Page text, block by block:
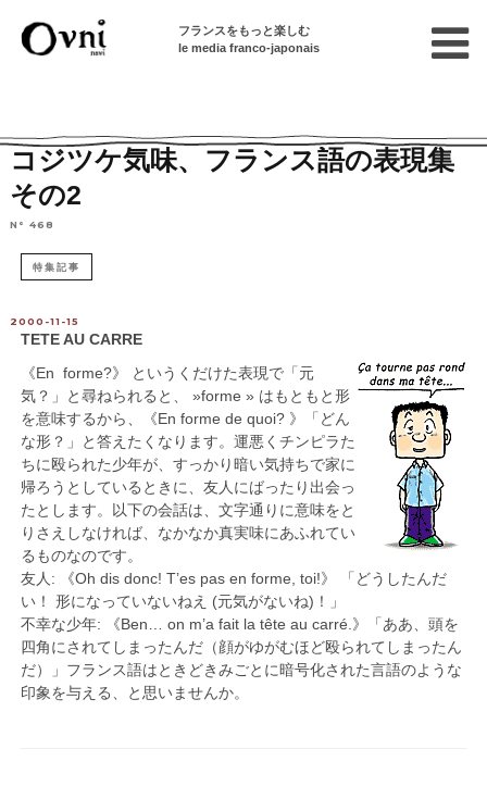
フランスをもっと楽しむ
le media franco-japonais
コジツケ気味、フランス語の表現集
その2
N° 468
特集記事
2000-11-15
TETE AU CARRE
《En forme?》 というくだけた表現で「元
気？」と尋ねられると、 »forme » はもともと形
を意味するから、《En forme de quoi? 》「どん
な形？」と答えたくなります。運悪くチンピラた
ちに殴られた少年が、すっかり暗い気持ちで家に
帰ろうとしているときに、友人にばったり出会っ
たとします。以下の会話は、文字通りに意味をと
りさえしなければ、なかなか真実味にあふれてい
るものなのです。
友人: 《Oh dis donc! T’es pas en forme, toi!》 「どうしたんだ
い！ 形になっていないねえ (元気がないね)！」
不幸な少年: 《Ben… on m’a fait la tête au carré.》「ああ、頭を
四角にされてしまったんだ（顔がゆがむほど殴られてしまったん
だ）」フランス語はときどきみごとに暗号化された言語のような
印象を与える、と思いませんか。